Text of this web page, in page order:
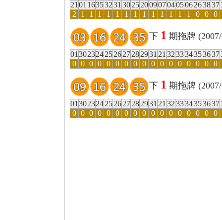
21 01 16353231 30 25 200907040506 263837
2
1 1 1 1 1 1 1 1 1 1 1 1 1 0 0 0
下 1 期拖牌
01 30232425 26 27 28 2931 21 323334353637
0 0 0 0 0 0 0 0 0 0 0 0 0 0 0 0 0
下 1 期拖牌
01 30232425 26 27 28 2931 21 323334353637
0 0 0 0 0 0 0 0 0 0 0 0 0 0 0 0 0